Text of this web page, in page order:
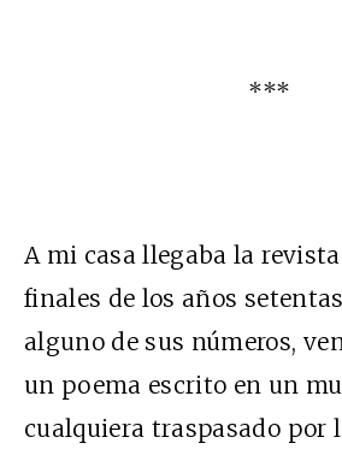
***
A mi casa llegaba la
finales de los años
alguno de sus números,
un poema escrito en un
cualquiera traspasado por